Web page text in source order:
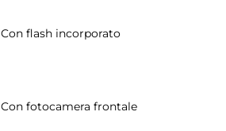
Con flash incorporato
Con fotocamera frontale